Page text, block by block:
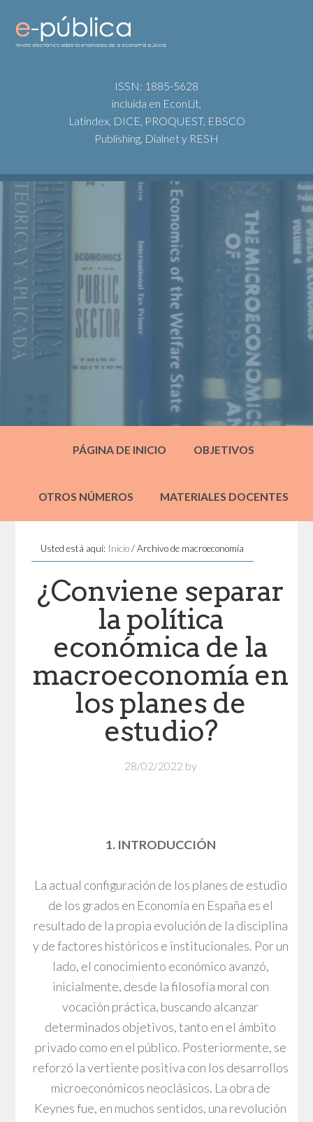
ISSN: 1885-5628
incluida en EconLit,
Latindex, DICE, PROQUEST, EBSCO
Publishing, Dialnet y RESH
PÁGINA DE INICIO OBJETIVOS
OTROS NÚMEROS MATERIALES DOCENTES
Usted está aquí: Inicio /Archivo de macroeconomía
¿Conviene separar
la política
económica de la
macroeconomía en
los planes de
estudio?
28/02/2022 by
1. INTRODUCCIÓN
La actual configuración de los planes de estudio
de los grados en Economía en España es el
resultado de la propia evolución de la disciplina
y de factores históricos e institucionales. Por un
lado, el conocimiento económico avanzó,
inicialmente, desde la filosofía moral con
vocación práctica, buscando alcanzar
determinados objetivos, tanto en el ámbito
privado como en el público. Posteriormente, se
reforzó la vertiente positiva con los desarrollos
microeconómicos neoclásicos. La obra de
Keynes fue, en muchos sentidos, una revolución